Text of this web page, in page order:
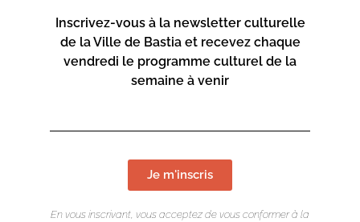
Inscrivez-vous à la newsletter culturelle
de la Ville de Bastia et recevez chaque
vendredi le programme culturel de la
semaine à venir
Je m'inscris
En vous inscrivant, vous acceptez de vous conformer à la